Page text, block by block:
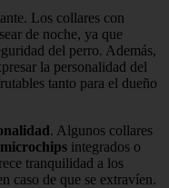
Los collares con
de noche, ya que
del perro. Además,
la personalidad del
tanto para el dueño
. Algunos collares
microchips integrados o
tranquilidad a los
caso de que se extravíen.